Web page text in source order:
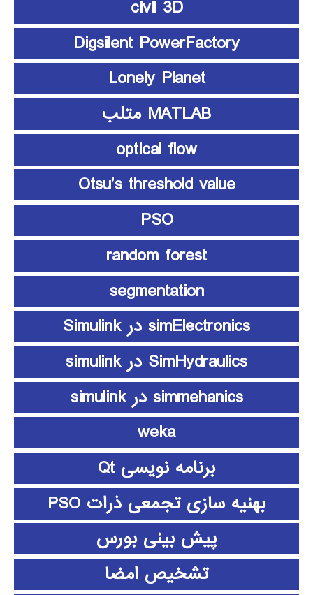
civil 3D
Digsilent PowerFactory
Lonely Planet
MATLAB متلب
optical flow
Otsu’s threshold value
PSO
random forest
segmentation
simElectronics در Simulink
SimHydraulics در simulink
simmehanics در simulink
weka
برنامه نویسی Qt
بهنیه سازی تجمعی ذرات PSO
پیش بینی بورس
تشخیص امضا